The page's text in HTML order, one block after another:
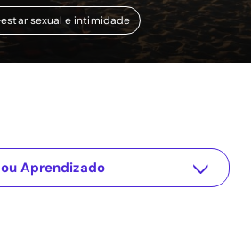
sexual e intimidade
Pode Melhorar o Bem-Estar do Relacionamento
relationship
o Problema
ou Insights
Aprendizado